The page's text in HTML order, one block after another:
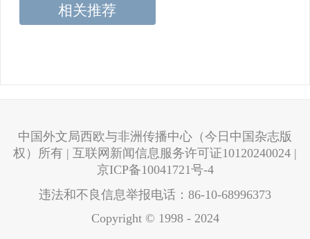
相关推荐
中国外文局西欧与非洲传播中心（今日中国杂志版
权）所有 | 互联网新闻信息服务许可证10120240024 |
京ICP备10041721号-4
违法和不良信息举报电话：86-10-68996373
Copyright © 1998 - 2024